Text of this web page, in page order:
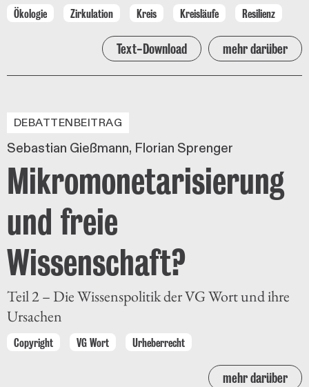
Ökologie Zirkulation Kreis Kreisläufe Resilienz
Text-Download mehr darüber
DEBATTENBEITRAG
Sebastian Gießmann Florian Sprenger
Mikromonetarisierung
und freie
Wissenschaft?
Teil 2 – Die Wissenspolitik der VG Wort und ihre
Ursachen
Copyright VG Wort Urheberrecht
mehr darüber